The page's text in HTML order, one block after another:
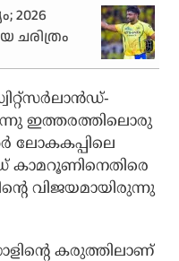
2026
ചരിത്രം
ഇത്തരത്തിലൊരു
ലോകകപ്പിലെ
കാമറൂണിനെതിരെ
വിജയമായിരുന്നു
കരുത്തിലാണ്